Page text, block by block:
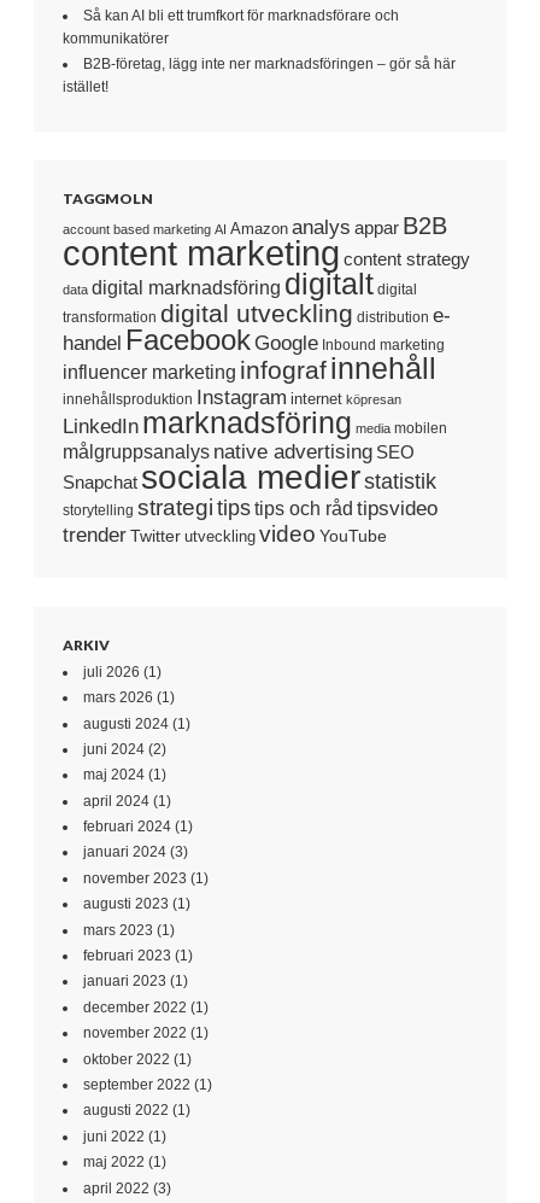
Så kan AI bli ett trumfkort för marknadsförare och
kommunikatörer
B2B-företag, lägg inte ner marknadsföringen – gör så här
istället!
TAGGMOLN
account based marketing AI Amazon analys appar B2B
content marketing content strategy
data digital marknadsföring digitalt digital
transformation digital utveckling distribution e-
handel Facebook Google Inbound marketing
influencer marketing infografinnehåll
innehållsproduktion Instagram internet köpresan
LinkedIn marknadsföring media mobilen
målgruppsanalys native advertising SEO
Snapchat sociala medierstatistik
storytelling strategi tipstips och råd tipsvideo
trenderTwitter utveckling video YouTube
ARKIV
juli 2026 (1)
mars 2026 (1)
augusti 2024 (1)
juni 2024 (2)
maj 2024 (1)
april 2024 (1)
februari 2024 (1)
januari 2024 (3)
november 2023 (1)
augusti 2023 (1)
mars 2023 (1)
februari 2023 (1)
januari 2023 (1)
december 2022 (1)
november 2022 (1)
oktober 2022 (1)
september 2022 (1)
augusti 2022 (1)
juni 2022 (1)
maj 2022 (1)
april 2022 (3)